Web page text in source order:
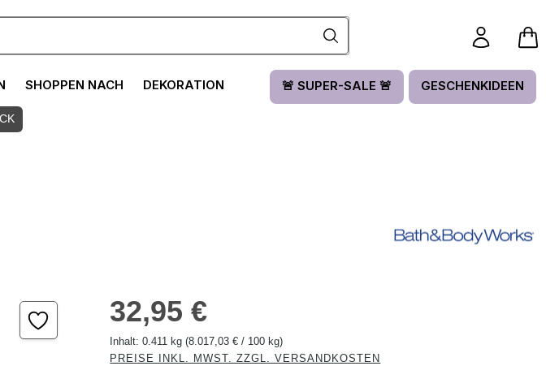
SHOPPEN NACH DEKORATION 🚨 SUPER-SALE 🚨 GESCHENKIDEEN
32,95 €
Inhalt:0.411 kg(8.017,03 € / 100 kg)
PREISE INKL. MWST. ZZGL. VERSANDKOSTEN